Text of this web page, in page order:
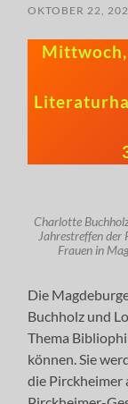
OKTOBER 22,
Mittwoch,
Charlotte
Jahrestreffen der
Frauen in
Die
Buchholz und
Thema
können. Sie
die Pirckheimer